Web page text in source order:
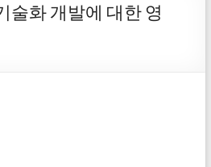
술화 개발에 대한 영